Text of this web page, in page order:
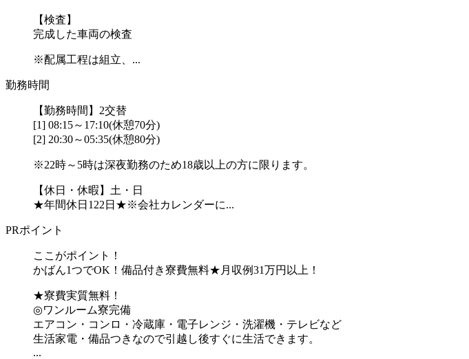
【検査】
完成した車両の検査
※配属工程は組立、...
勤務時間
【勤務時間】2交替
[1] 08:15～17:10(休憩70分)
[2] 20:30～05:35(休憩80分)
※22時～5時は深夜勤務のため18歳以上の方に限ります。
【休日・休暇】土・日
★年間休日122日★※会社カレンダーに...
PRポイント
ここがポイント！
かばん1つでOK！備品付き寮費無料★月収例31万円以上！
★寮費実質無料！
◎ワンルーム寮完備
エアコン・コンロ・冷蔵庫・電子レンジ・洗濯機・テレビなど
生活家電・備品つきなので引越し後すぐに生活できます。
...